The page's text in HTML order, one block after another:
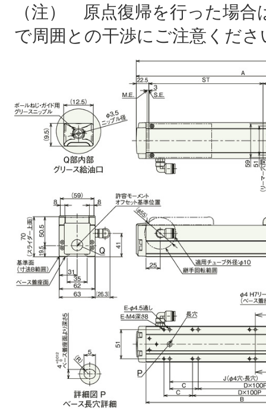
（注） 原点復帰を行った場
で周囲との干渉にご注意くださ